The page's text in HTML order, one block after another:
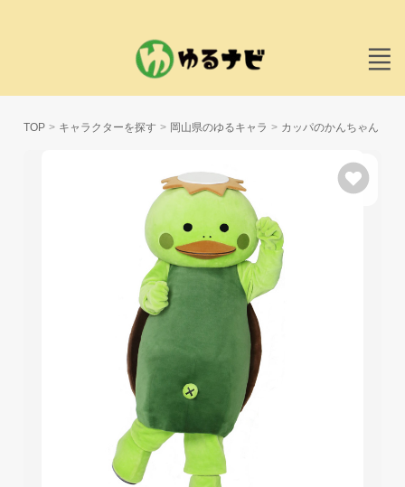
TOP キャラクターを探す 岡山県のゆるキャラ カッパのかんちゃん